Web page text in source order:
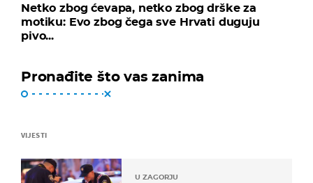
Netko zbog ćevapa, netko zbog drške za
motiku: Evo zbog čega sve Hrvati duguju
pivo...
Pronađite što vas zanima
VIJESTI
U ZAGORJU